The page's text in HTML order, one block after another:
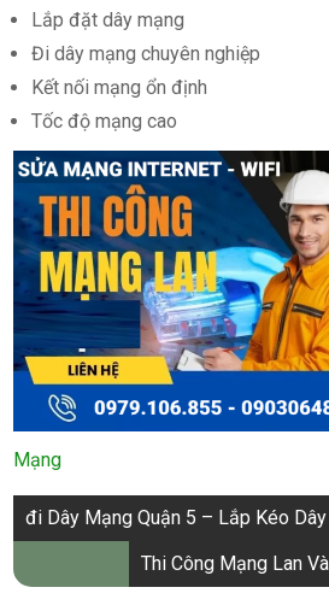
Lắp đặt dây mạng
Đi dây mạng chuyên nghiệp
Kết nối mạng ổn định
Tốc độ mạng cao
Mạng
Điều
hướng
bài
đi Dây Mạng Quận 5 – Lắp Kéo
Thi Công Mạng Lan